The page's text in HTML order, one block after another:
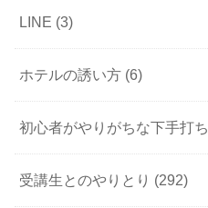
LINE (3)
ホテルの誘い方 (6)
初心者がやりがちな下手打ち
受講生とのやりとり (292)